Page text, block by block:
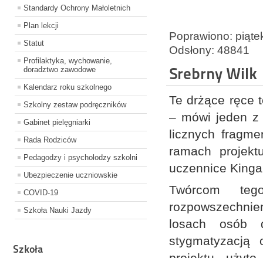
Standardy Ochrony Małoletnich
Plan lekcji
Statut
Profilaktyka, wychowanie,
doradztwo zawodowe
Kalendarz roku szkolnego
Szkolny zestaw podręczników
Gabinet pielęgniarki
Rada Rodziców
Pedagodzy i psycholodzy szkolni
Ubezpieczenie uczniowskie
COVID-19
Szkoła Nauki Jazdy
Szkoła
Poprawiono:
Odsłony: 48841
Srebrny Wilk
Te drżące ręce
– mówi jeden z
licznych
ramach
uczennice
Twórcom
losach osób
stygmatyzacją